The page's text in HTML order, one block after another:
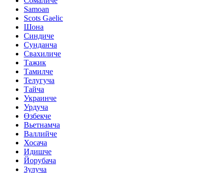
Samoan
Scots Gaelic
Шона
Синдиче
Сунданча
Свахиличе
Тажик
Тамилче
Телугуча
Тайча
Украинче
Урдуча
Өзбекче
Вьетнамча
Валлийче
Хосача
Идишче
Йорубача
Зулуча